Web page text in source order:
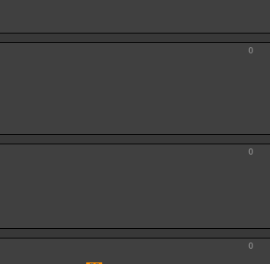
0
0
0